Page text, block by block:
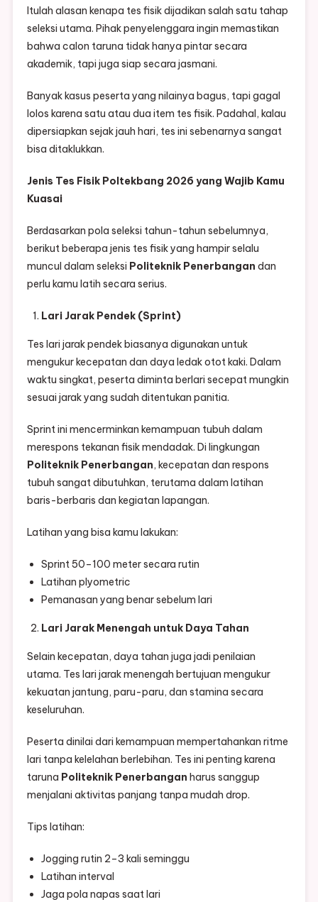
Itulah alasan kenapa tes fisik dijadikan salah satu tahap
seleksi utama. Pihak penyelenggara ingin memastikan
bahwa calon taruna tidak hanya pintar secara
akademik, tapi juga siap secara jasmani.
Banyak kasus peserta yang nilainya bagus, tapi gagal
lolos karena satu atau dua item tes fisik. Padahal, kalau
dipersiapkan sejak jauh hari, tes ini sebenarnya sangat
bisa ditaklukkan.
Jenis Tes Fisik Poltekbang 2026 yang Wajib Kamu
Kuasai
Berdasarkan pola seleksi tahun-tahun sebelumnya,
berikut beberapa jenis tes fisik yang hampir selalu
muncul dalam seleksi Politeknik Penerbangan dan
perlu kamu latih secara serius.
Lari Jarak Pendek (Sprint)
Tes lari jarak pendek biasanya digunakan untuk
mengukur kecepatan dan daya ledak otot kaki. Dalam
waktu singkat, peserta diminta berlari secepat mungkin
sesuai jarak yang sudah ditentukan panitia.
Sprint ini mencerminkan kemampuan tubuh dalam
merespons tekanan fisik mendadak. Di lingkungan
Politeknik Penerbangan, kecepatan dan respons
tubuh sangat dibutuhkan, terutama dalam latihan
baris-berbaris dan kegiatan lapangan.
Latihan yang bisa kamu lakukan:
Sprint 50–100 meter secara rutin
Latihan plyometric
Pemanasan yang benar sebelum lari
Lari Jarak Menengah untuk Daya Tahan
Selain kecepatan, daya tahan juga jadi penilaian
utama. Tes lari jarak menengah bertujuan mengukur
kekuatan jantung, paru-paru, dan stamina secara
keseluruhan.
Peserta dinilai dari kemampuan mempertahankan ritme
lari tanpa kelelahan berlebihan. Tes ini penting karena
taruna Politeknik Penerbangan harus sanggup
menjalani aktivitas panjang tanpa mudah drop.
Tips latihan:
Jogging rutin 2–3 kali seminggu
Latihan interval
Jaga pola napas saat lari